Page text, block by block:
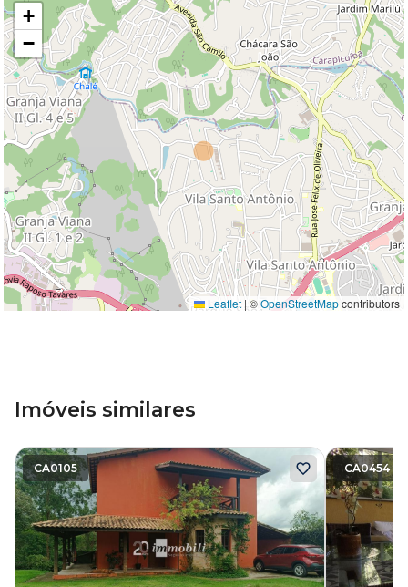
+
−
Leaflet |©OpenStreetMapcontributors
Imóveis similares
CA0105 CA0454